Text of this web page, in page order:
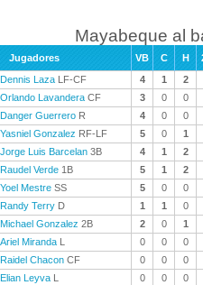
Mayabeque al
Jugadores VB C H
Dennis Laza LF-CF 4 1 2
Orlando Lavandera CF 3 0 0
Danger Guerrero R 4 0 0
Yasniel Gonzalez RF-LF 5 0 1
Jorge Luis Barcelan 3B 4 1 2
Raudel Verde 1B 5 1 2
Yoel Mestre SS 5 0 0
Randy Terry D 1 1 0
Michael Gonzalez 2B 2 0 1
Ariel Miranda L 0 0 0
Raidel Chacon CF 0 0 0
Elian Leyva L 0 0 0